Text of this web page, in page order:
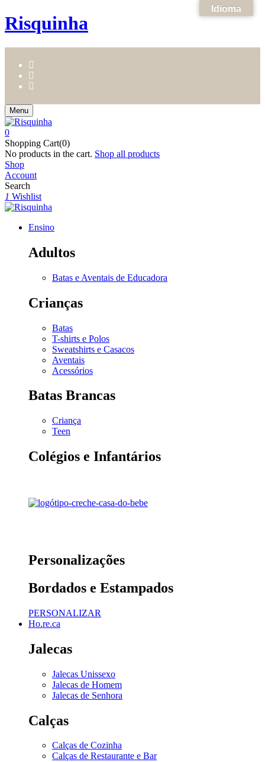
Risquinha
Menu
0
Shopping Cart(0)
No products in the cart. Shop all products
Shop
Account
Search
1 Wishlist
Ensino
Adultos
Batas e Aventais de Educadora
Crianças
Batas
T-shirts e Polos
Sweatshirts e Casacos
Aventais
Acessórios
Batas Brancas
Criança
Teen
Colégios e Infantários
Personalizações
Bordados e Estampados
PERSONALIZAR
Ho.re.ca
Jalecas
Jalecas Unissexo
Jalecas de Homem
Jalecas de Senhora
Calças
Calças de Cozinha
Calças de Restaurante e Bar
Idioma